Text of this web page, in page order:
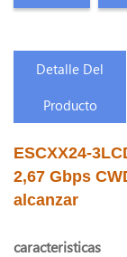
Detalle Del
Producto
ESCXX24-
2,67 Gbps
alcanzar
caracteristicas